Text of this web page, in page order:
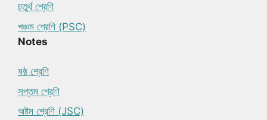
চতুর্থ শ্রেণি
পঞ্চম শ্রেণি (PSC)
Notes
ষষ্ঠ শ্রেণি
সপ্তম শ্রেণি
অষ্টম শ্রেণি (JSC)